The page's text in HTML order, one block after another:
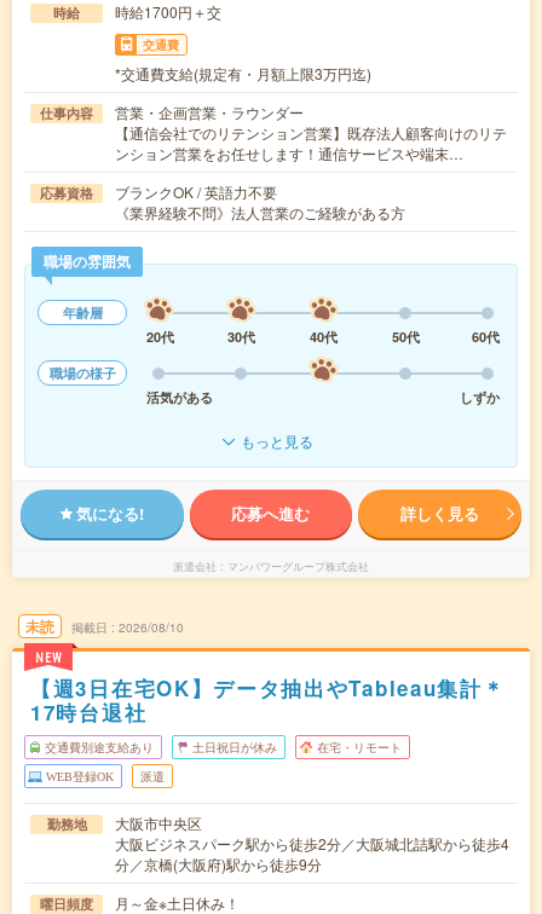
時給 時給1700円＋交
交通費
*交通費支給(規定有・月額上限3万円迄)
仕事内容
営業・企画営業・ラウンダー
【通信会社でのリテンション営業】既存法人顧客向けのリテ
ンション営業をお任せします！通信サービスや端末…
応募資格
ブランクOK / 英語力不要
《業界経験不問》法人営業のご経験がある方
職場の雰囲気
年齢層
20代
30代 40代 50代
60代
職場の様子
活気がある
しずか
もっと見る
気になる! 応募へ進む 詳しく見る
派遣会社 マンパワーグループ株式会社
未読
NEW
掲載日 2026/08/10
【週3日在宅OK】データ抽出やTableau集計＊
17時台退社
交通費別途支給あり 土日祝日が休み 在宅・リモート
WEB登録OK 派遣
勤務地
大阪市中央区
大阪ビジネスパーク駅から徒歩2分／大阪城北詰駅から徒歩4
分／京橋(大阪府)駅から徒歩9分
曜日頻度 月～金※土日休み！